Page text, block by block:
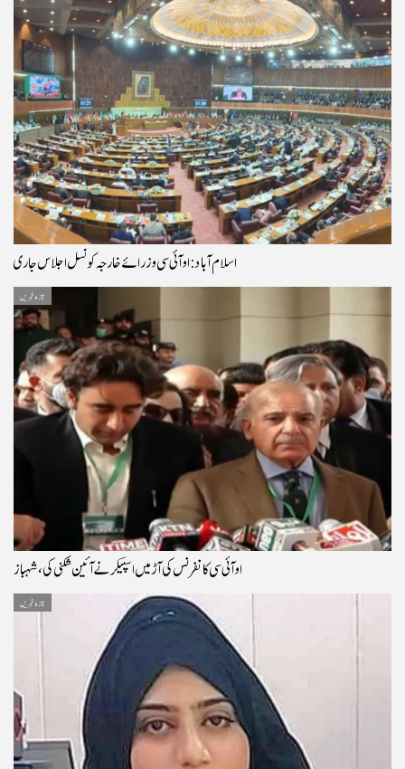
اسلام آباد: او آئی سی وزرائے خارجہ کونسل اجلاس جاری
تازہ خبریں
او آئی سی کانفرنس کی آڑ میں اسپیکر نے آئین شکنی کی، شہباز
تازہ خبریں